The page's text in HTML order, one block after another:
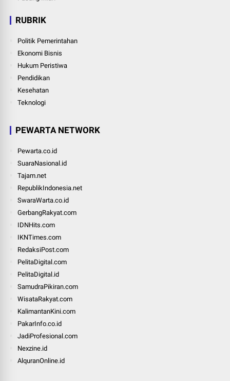
RUBRIK
Politik Pemerintahan
Ekonomi Bisnis
Hukum Peristiwa
Pendidikan
Kesehatan
Teknologi
PEWARTA NETWORK
Pewarta.co.id
SuaraNasional.id
Tajam.net
RepublikIndonesia.net
SwaraWarta.co.id
GerbangRakyat.com
IDNHits.com
IKNTimes.com
RedaksiPost.com
PelitaDigital.com
PelitaDigital.id
SamudraPikiran.com
WisataRakyat.com
KalimantanKini.com
PakarInfo.co.id
JadiProfesional.com
Nexzine.id
AlquranOnline.id